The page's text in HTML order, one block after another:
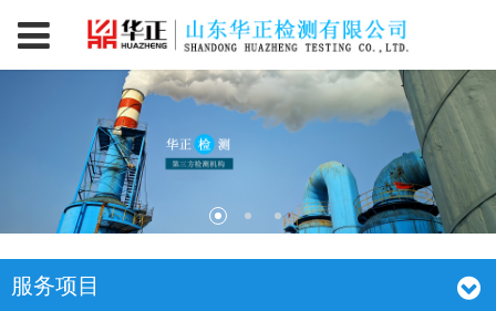
服务项目